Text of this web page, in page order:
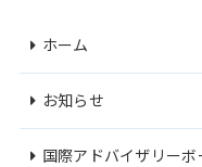
ホーム
お知らせ
国際アドバイザリーボ